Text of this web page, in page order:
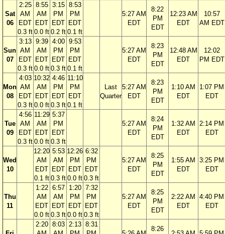
Sat
06
2:25
AM
EDT
0.3 ft
8:55
AM
EDT
0.0 ft
3:15
PM
EDT
0.2 ft
8:53
PM
EDT
0.1 ft
5:27 AM
EDT
8:22
PM
EDT
12:23 AM
EDT
10:57
AM EDT
Sun
07
3:13
AM
EDT
0.3 ft
9:39
AM
EDT
0.0 ft
4:00
PM
EDT
0.3 ft
9:53
PM
EDT
0.1 ft
5:27 AM
EDT
8:23
PM
EDT
12:48 AM
EDT
12:02
PM EDT
Mon
08
4:03
AM
EDT
0.3 ft
10:32
AM
EDT
0.0 ft
4:46
PM
EDT
0.3 ft
11:10
PM
EDT
0.1 ft
Last
Quarter
5:27 AM
EDT
8:23
PM
EDT
1:10 AM
EDT
1:07 PM
EDT
Tue
09
4:56
AM
EDT
0.3 ft
11:29
AM
EDT
0.0 ft
5:37
PM
EDT
0.3 ft
5:27 AM
EDT
8:24
PM
EDT
1:32 AM
EDT
2:14 PM
EDT
Wed
10
12:20
AM
EDT
0.1 ft
5:53
AM
EDT
0.3 ft
12:26
PM
EDT
0.0 ft
6:32
PM
EDT
0.3 ft
5:27 AM
EDT
8:25
PM
EDT
1:55 AM
EDT
3:25 PM
EDT
Thu
11
1:22
AM
EDT
0.0 ft
6:57
AM
EDT
0.3 ft
1:20
PM
EDT
0.0 ft
7:32
PM
EDT
0.3 ft
5:27 AM
EDT
8:25
PM
EDT
2:22 AM
EDT
4:40 PM
EDT
2:20 8:03
2:13 8:31
8:26